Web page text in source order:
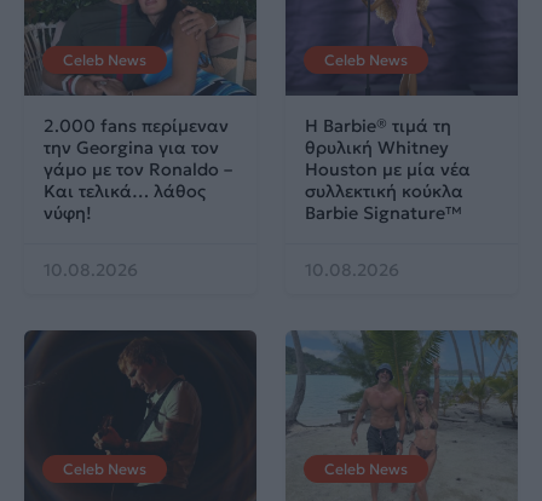
Celeb News
2.000 fans περίμεναν
την Georgina για τον
γάμο με τον Ronaldo –
Και τελικά… λάθος
νύφη!
10.08.2026
Celeb News
Η Barbie® τιμά τη
θρυλική Whitney
Houston με μία νέα
συλλεκτική κούκλα
Barbie Signature™
10.08.2026
Celeb News Celeb News